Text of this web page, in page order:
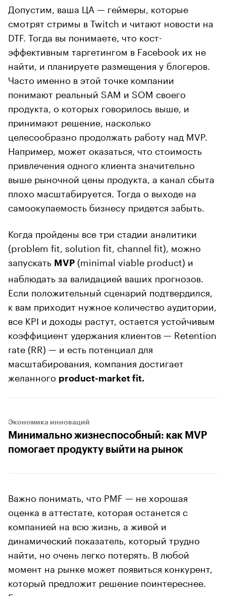
Допустим, ваша ЦА — геймеры, которые
смотрят стримы в Twitch и читают новости на
DTF. Тогда вы понимаете, что кост-
эффективным таргетингом в Facebook их не
найти, и планируете размещения у блогеров.
Часто именно в этой точке компании
понимают реальный SAM и SOM своего
продукта, о которых говорилось выше, и
принимают решение, насколько
целесообразно продолжать работу над MVP.
Например, может оказаться, что стоимость
привлечения одного клиента значительно
выше рыночной цены продукта, а канал сбыта
плохо масштабируется. Тогда о выходе на
самоокупаемость бизнесу придется забыть.
Когда пройдены все три стадии аналитики
(problem fit, solution fit, channel fit), можно
запускать MVP (minimal viable product) и
наблюдать за валидацией ваших прогнозов.
Если положительный сценарий подтвердился,
к вам приходит нужное количество аудитории,
все KPI и доходы растут, остается устойчивым
коэффициент удержания клиентов — Retention
rate (RR) — и есть потенциал для
масштабирования, компания достигает
желанного product-market fit.
Экономика инноваций
Минимально жизнеспособный: как MVP
помогает продукту выйти на рынок
Важно понимать, что PMF — не хорошая
оценка в аттестате, которая останется с
компанией на всю жизнь, а живой и
динамический показатель, который трудно
найти, но очень легко потерять. В любой
момент на рынке может появиться конкурент,
который предложит решение поинтереснее.